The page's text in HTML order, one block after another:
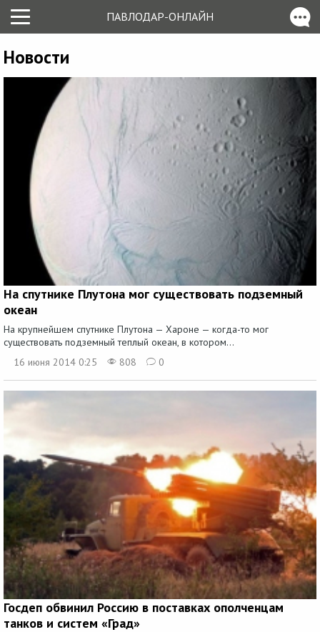
ПАВЛОДАР-ОНЛАЙН
Новости
На спутнике Плутона мог существовать подземный
океан
На крупнейшем спутнике Плутона — Хароне — когда-то мог
существовать подземный теплый океан, в котором...
16 июня 2014 0:25
808 0
Госдеп обвинил Россию в поставках ополченцам
танков и систем «Град»